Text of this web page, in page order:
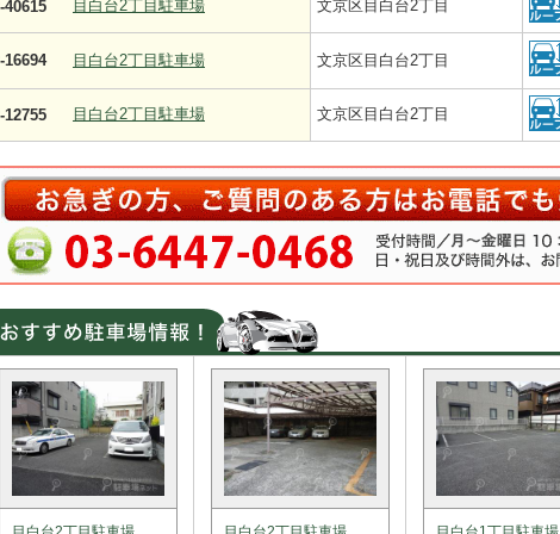
40615 目白台2丁目駐車場 文京区目白台2丁目
16694 目白台2丁目駐車場 文京区目白台2丁目
12755 目白台2丁目駐車場 文京区目白台2丁目